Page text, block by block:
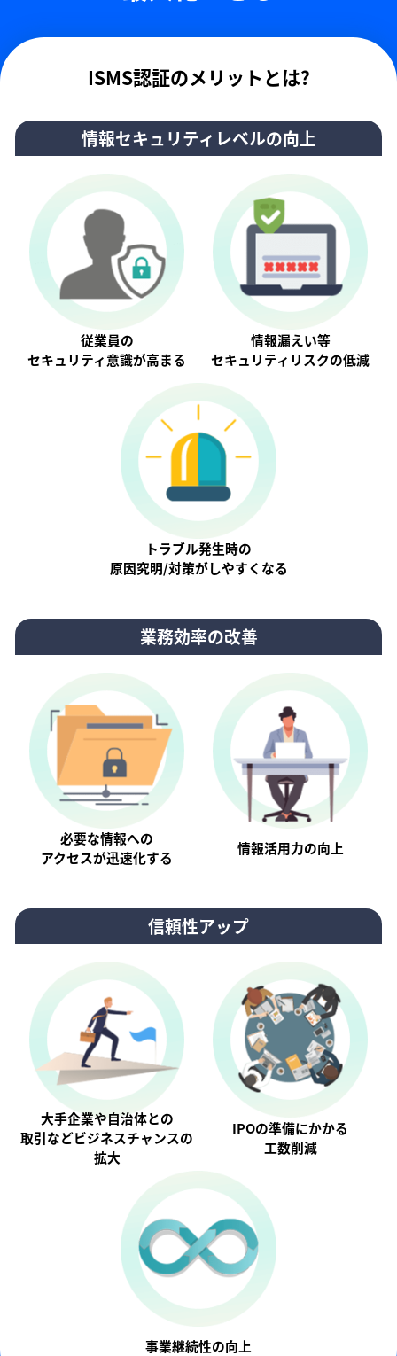
ISMS認証のメリットとは?
情報セキュリティレベルの向上
従業員の
セキュリティ意識が⾼まる
情報漏えい等
セキュリティリスクの低減
トラブル発生時の
原因究明/対策がしやすくなる
業務効率の改善
必要な情報への
アクセスが迅速化する
情報活⽤⼒の向上
信頼性アップ
大手企業や自治体との
取引などビジネスチャンスの
拡大
IPOの準備にかかる
工数削減
事業継続性の向上